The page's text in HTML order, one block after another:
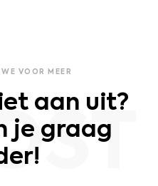
VOOR MEER
aan uit?
je graag